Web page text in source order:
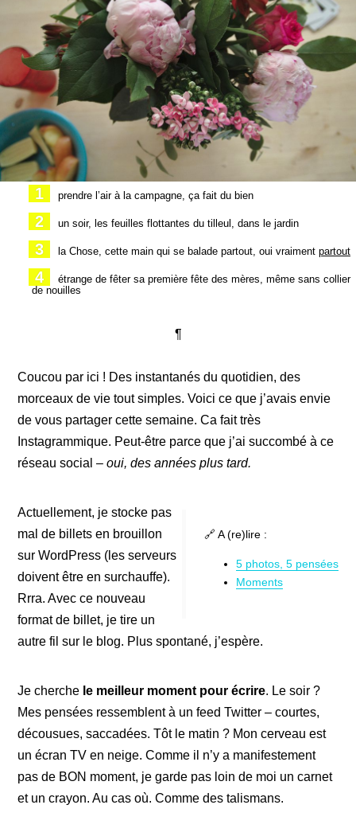
prendre l’air à la campagne, ça fait du bien
un soir, les feuilles flottantes du tilleul, dans le jardin
la Chose, cette main qui se balade partout, oui vraiment partout
étrange de fêter sa première fête des mères, même sans collier
de nouilles
¶
Coucou par ici ! Des instantanés du quotidien, des
morceaux de vie tout simples. Voici ce que j’avais envie
de vous partager cette semaine. Ca fait très
Instagrammique. Peut-être parce que j’ai succombé à ce
réseau social –oui, des années plus tard.
🔗 A (re)lire :
5 photos, 5 pensées
Moments
Actuellement, je stocke pas
mal de billets en brouillon
sur WordPress (les serveurs
doivent être en surchauffe).
Rrra. Avec ce nouveau
format de billet, je tire un
autre fil sur le blog. Plus spontané, j’espère.
Je cherche le meilleur moment pour écrire. Le soir ?
Mes pensées ressemblent à un feed Twitter – courtes,
décousues, saccadées. Tôt le matin ? Mon cerveau est
un écran TV en neige. Comme il n’y a manifestement
pas de BON moment, je garde pas loin de moi un carnet
et un crayon. Au cas où. Comme des talismans.